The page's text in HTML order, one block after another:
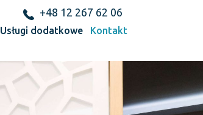
Usługi dodatkowe Kontakt
+48 12 267 62 06